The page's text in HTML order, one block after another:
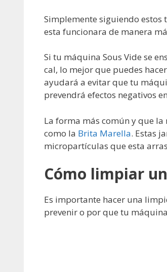
Simplemente siguiendo estos
esta funcionara de manera
Si tu máquina Sous Vide se
cal, lo mejor que puedes
ayudará a evitar que tu
prevendrá efectos negativos
La forma más común y que
como la Brita Marella. Estas
micropartículas que esta
Cómo limpiar
Es importante hacer una
prevenir o por que tu